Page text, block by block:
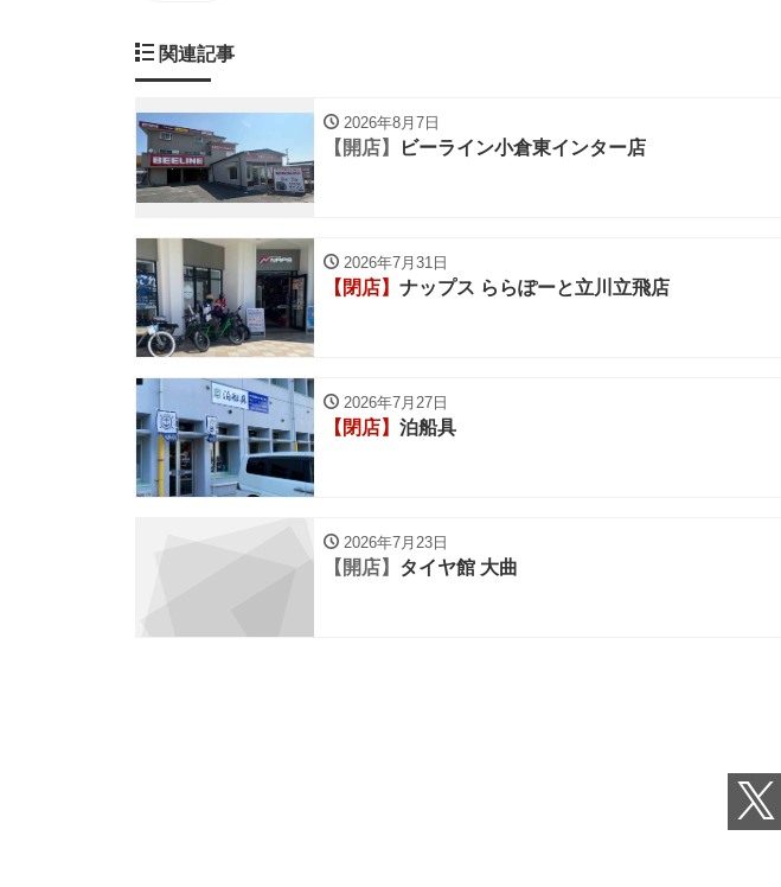
関連記事
2026年8月7日
【開店】 ビーライン小倉東インター店
2026年7月31日
【閉店】 ナップス ららぽーと立川立飛店
2026年7月27日
【閉店】 泊船具
2026年7月23日
【開店】 タイヤ館 大曲